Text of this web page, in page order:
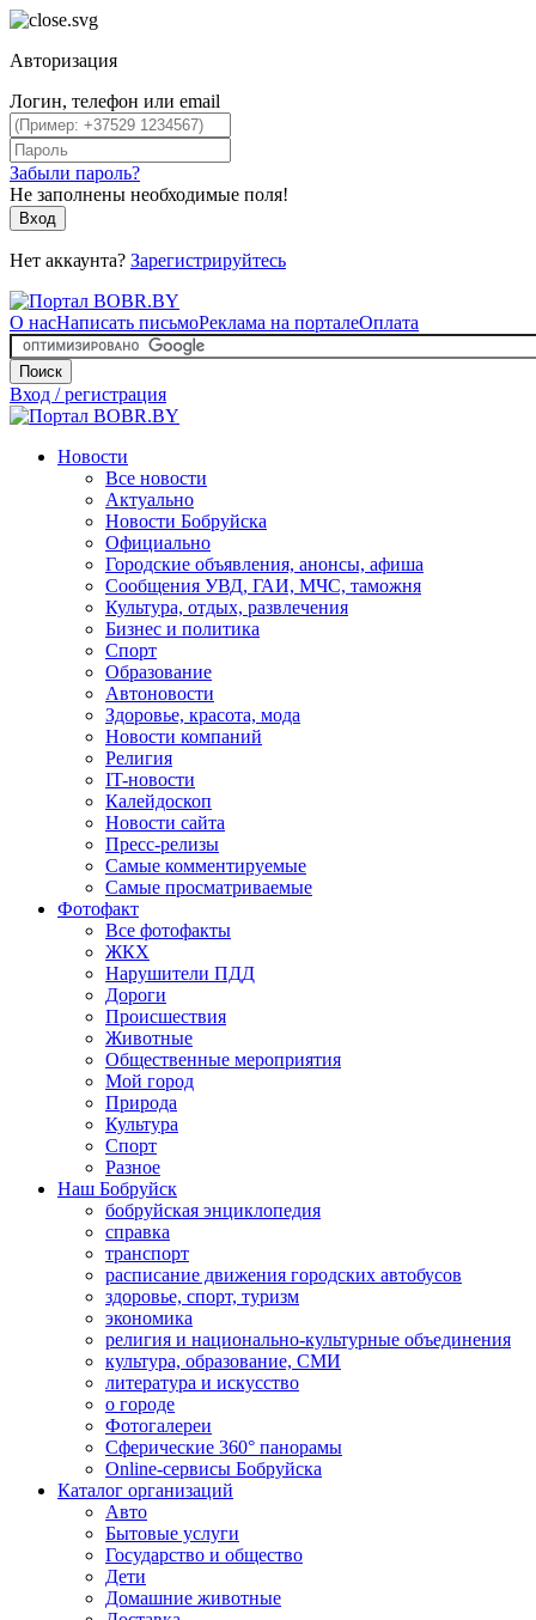
Авторизация
Логин, телефон или email
Забыли пароль?
Не заполнены необходимые поля!
Вход
Нет аккаунта? Зарегистрируйтесь
О насНаписать письмоРеклама на порталеОплата
Поиск
Вход / регистрация
Новости
Все новости
Актуально
Новости Бобруйска
Официально
Городские объявления, анонсы, афиша
Сообщения УВД, ГАИ, МЧС, таможня
Культура, отдых, развлечения
Бизнес и политика
Спорт
Образование
Автоновости
Здоровье, красота, мода
Новости компаний
Религия
IT-новости
Калейдоскоп
Новости сайта
Пресс-релизы
Самые комментируемые
Самые просматриваемые
Фотофакт
Все фотофакты
ЖКХ
Нарушители ПДД
Дороги
Происшествия
Животные
Общественные мероприятия
Мой город
Природа
Культура
Спорт
Разное
Наш Бобруйск
бобруйская энциклопедия
справка
транспорт
расписание движения городских автобусов
здоровье, спорт, туризм
экономика
религия и национально-культурные объединения
культура, образование, СМИ
литература и искусство
о городе
Фотогалереи
Сферические 360° панорамы
Online-сервисы Бобруйска
Каталог организаций
Авто
Бытовые услуги
Государство и общество
Дети
Домашние животные